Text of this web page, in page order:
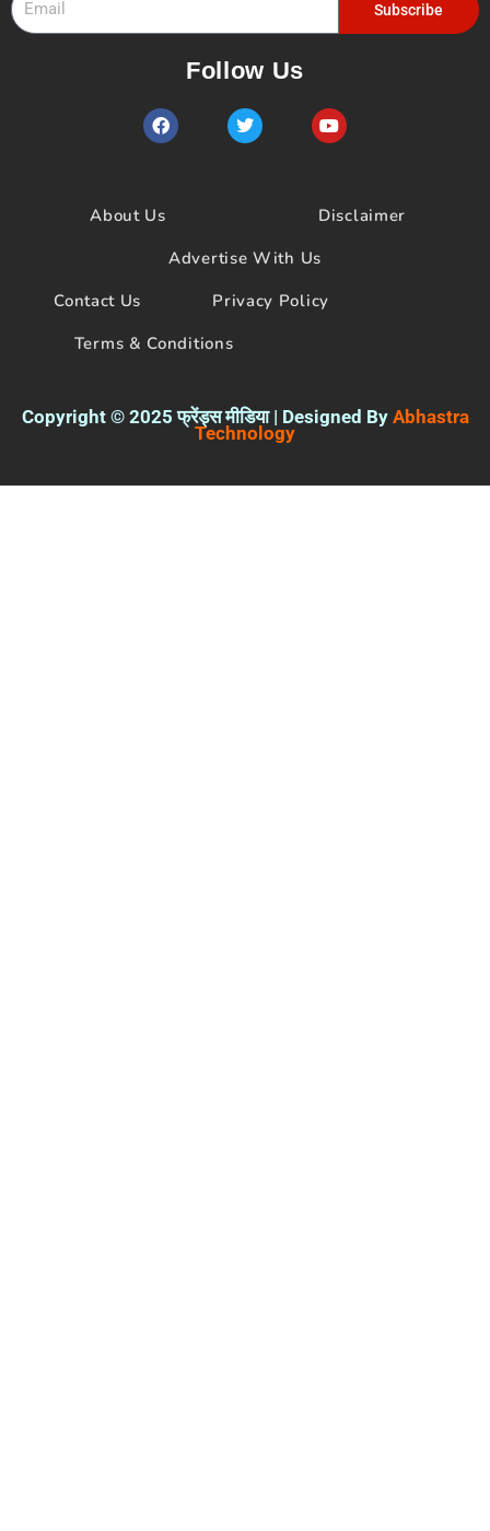
Subscribe
Follow Us
F
a
o
T
w
Y
o
b
e
About Us
Disclaimer
Advertise With Us
Contact Us
Privacy Policy
Terms & Conditions
Copyright © 2025 फ्रेंड्स मीडिया | Designed By Abhastra
Technology